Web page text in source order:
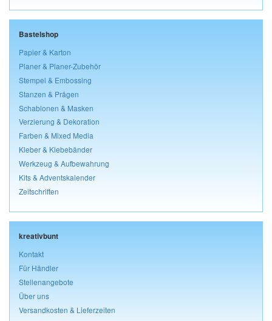
Bastelshop
Papier & Karton
Planer & Planer-Zubehör
Stempel & Embossing
Stanzen & Prägen
Schablonen & Masken
Verzierung & Dekoration
Farben & Mixed Media
Kleber & Klebebänder
Werkzeug & Aufbewahrung
Kits & Adventskalender
Zeitschriften
kreativbunt
Kontakt
Für Händler
Stellenangebote
Über uns
Versandkosten & Lieferzeiten